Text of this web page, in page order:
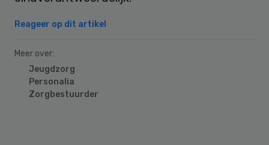
Reageer op dit artikel
Meer over:
Jeugdzorg
Personalia
Zorgbestuurder